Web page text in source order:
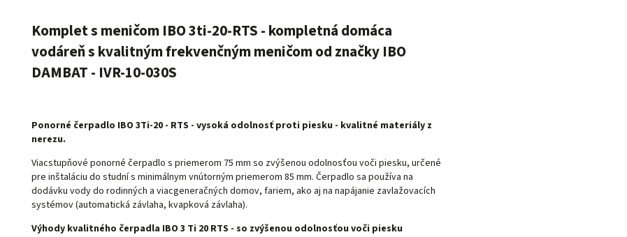
Komplet s meničom IBO 3ti-20-RTS - kompletná domáca
vodáreň s kvalitným frekvenčným meničom od značky IBO
DAMBAT - IVR-10-030S
Ponorné čerpadlo IBO 3Ti-20 - RTS - vysoká odolnosť proti piesku - kvalitné materiály z
nerezu.
Viacstupňové ponorné čerpadlo s priemerom 75 mm so zvýšenou odolnosťou voči piesku, určené
pre inštaláciu do studní s minimálnym vnútorným priemerom 85 mm. Čerpadlo sa používa na
dodávku vody do rodinných a viacgeneračných domov, fariem, ako aj na napájanie zavlažovacích
systémov (automatická závlaha, kvapková závlaha).
Výhody kvalitného čerpadla IBO 3 Ti 20 RTS - so zvýšenou odolnosťou voči piesku